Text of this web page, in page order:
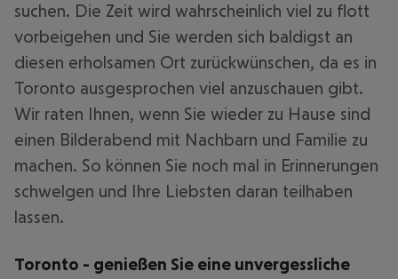
suchen. Die Zeit wird wahrscheinlich viel zu flott
vorbeigehen und Sie werden sich baldigst an
diesen erholsamen Ort zurückwünschen, da es in
Toronto ausgesprochen viel anzuschauen gibt.
Wir raten Ihnen, wenn Sie wieder zu Hause sind
einen Bilderabend mit Nachbarn und Familie zu
machen. So können Sie noch mal in Erinnerungen
schwelgen und Ihre Liebsten daran teilhaben
lassen.
Toronto - genießen Sie eine unvergessliche